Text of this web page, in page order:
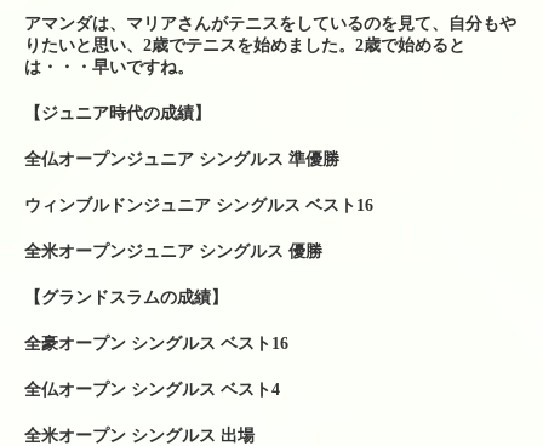
アマンダは、マリアさんがテニスをしているのを見て、自分もや
りたいと思い、2歳でテニスを始めました。2歳で始めると
は・・・早いですね。
【ジュニア時代の成績】
全仏オープンジュニア シングルス 準優勝
ウィンブルドンジュニア シングルス ベスト16
全米オープンジュニア シングルス 優勝
【グランドスラムの成績】
全豪オープン シングルス ベスト16
全仏オープン シングルス ベスト4
全米オープン シングルス 出場
バドミントンガット
シューズ
シダス・インソール
グリップテープ
振動止め
ボール関係